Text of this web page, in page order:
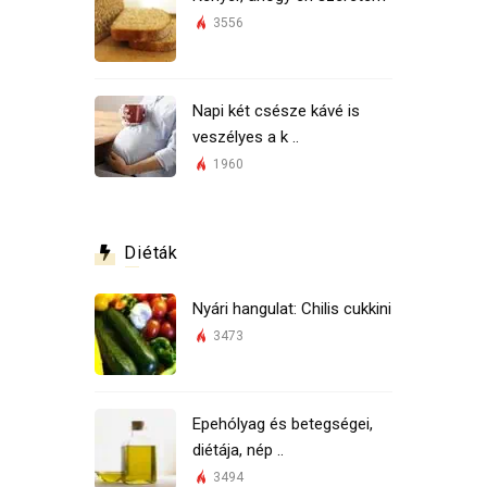
3556
Napi két csésze kávé is
veszélyes a k ..
1960
Diéták
Nyári hangulat: Chilis cukkini
3473
Epehólyag és betegségei,
diétája, nép ..
3494